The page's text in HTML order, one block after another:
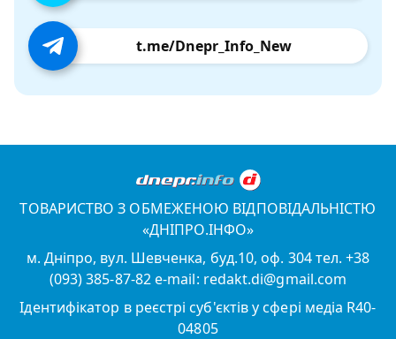
t.me/Dnepr_Info_New
ТОВАРИСТВО З ОБМЕЖЕНОЮ ВІДПОВІДАЛЬНІСТЮ
«ДНІПРО.ІНФО»
м. Дніпро, вул. Шевченка, буд.10, оф. 304 тел. +38
(093) 385-87-82 e-mail: redakt.di@gmail.com
Ідентифікатор в реєстрі суб'єктів у сфері медіа R40-
04805